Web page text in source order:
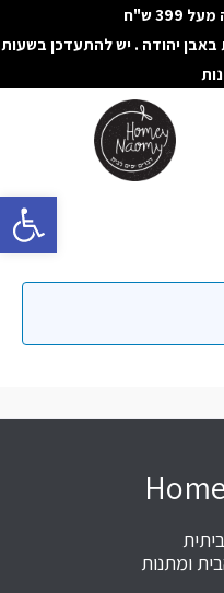
פתח
ש"ח
יהודה . יש להתעדכן בשעות
ומתנות